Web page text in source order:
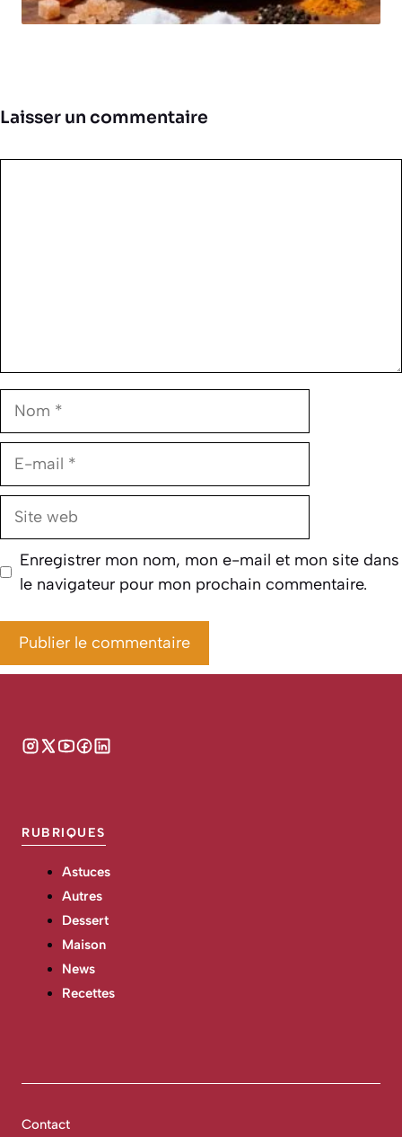
Laisser un commentaire
Nom
E-
Site
Enregistrer mon nom, mon e-mail et mon site dans
le navigateur pour mon prochain commentaire.
RUBRIQUES
Astuces
Autres
Dessert
Maison
News
Recettes
Contact